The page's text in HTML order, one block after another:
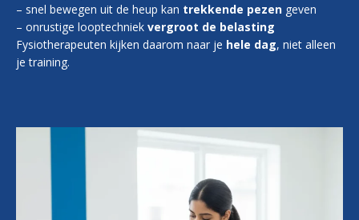
– snel bewegen uit de heup kan trekkende pezen geven
– onrustige looptechniek vergroot de belasting
Fysiotherapeuten kijken daarom naar je hele dag, niet alleen
je training.